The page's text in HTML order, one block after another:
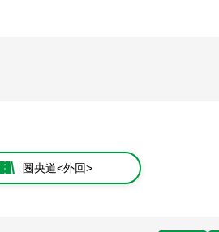
圏央道<外回>